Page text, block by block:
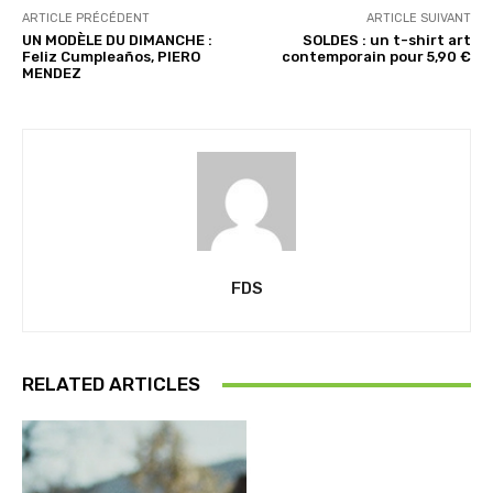
ARTICLE PRÉCÉDENT
UN MODÈLE DU DIMANCHE :
Feliz Cumpleaños, PIERO
MENDEZ
ARTICLE SUIVANT
SOLDES : un t-shirt art
contemporain pour 5,90 €
FDS
RELATED ARTICLES